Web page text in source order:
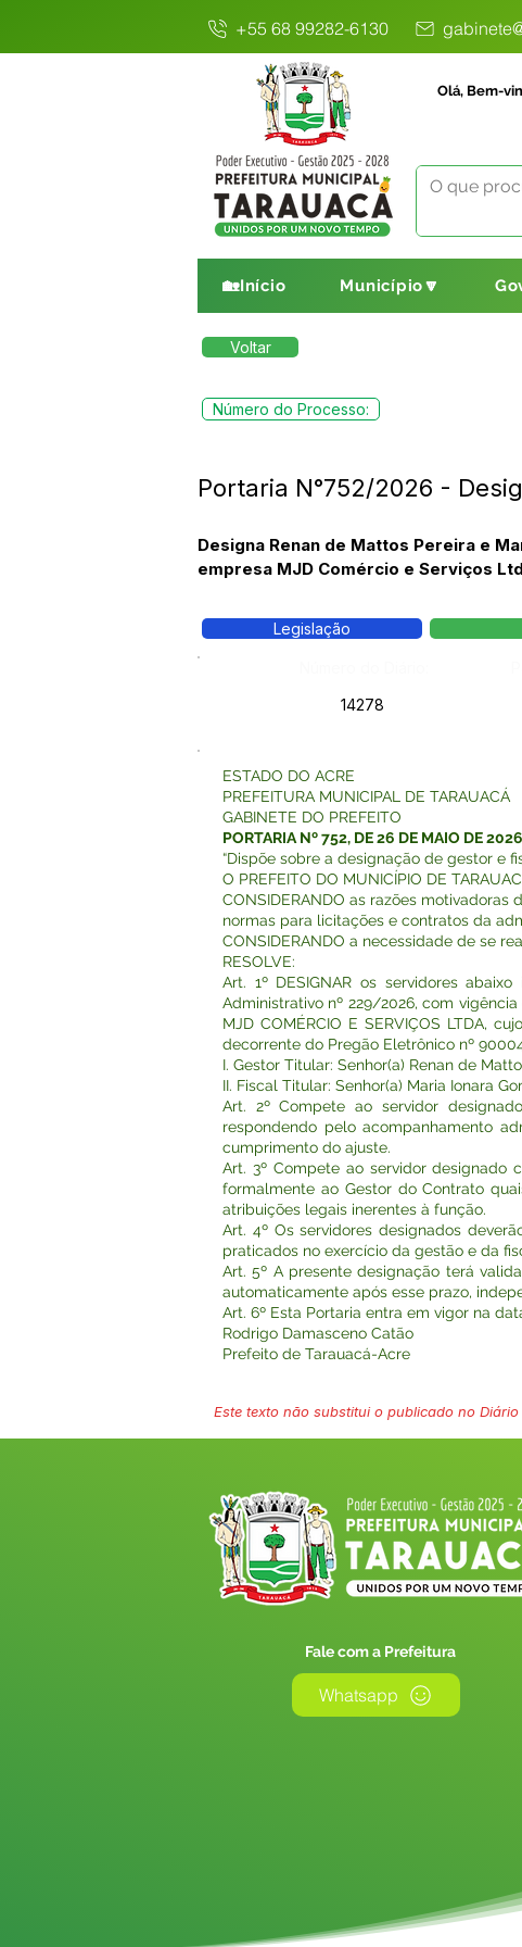
+55 68 99282-6130
Olá, Bem-
🏡Início Município🔽
Voltar
Número do Processo:
Portaria N°752/2026 -
Designa Renan de Mattos Pereira e
empresa MJD Comércio e Serviços
Legislação
14278
ESTADO DO ACRE
PREFEITURA MUNICIPAL DE TARAUACÁ
GABINETE DO PREFEITO
PORTARIA Nº 752, DE 26 DE MAIO DE 2026
“Dispõe sobre a designação de gestor e
O PREFEITO DO MUNICÍPIO DE
CONSIDERANDO as razões motivadoras
normas para licitações e contratos da
CONSIDERANDO a necessidade de se
RESOLVE:
Art. 1º DESIGNAR os servidores
Administrativo nº 229/2026, com
MJD COMÉRCIO E SERVIÇOS LTDA,
decorrente do Pregão Eletrônico nº
I. Gestor Titular: Senhor(a) Renan de
II. Fiscal Titular: Senhor(a) Maria Ionara
Art. 2º Compete ao servidor
respondendo pelo acompanhamento
cumprimento do ajuste.
Art. 3º Compete ao servidor designado
formalmente ao Gestor do Contrato
atribuições legais inerentes à função.
Art. 4º Os servidores designados
praticados no exercício da gestão e da
Art. 5º A presente designação terá
automaticamente após esse prazo,
Art. 6º Esta Portaria entra em vigor na
Rodrigo Damasceno Catão
Prefeito de Tarauacá-Acre
Este texto não substitui o publicado no
Fale com a Prefeitura
Whatsapp